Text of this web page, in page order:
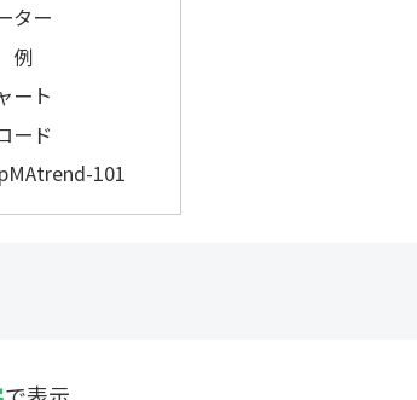
ター
例
ート
ード
101